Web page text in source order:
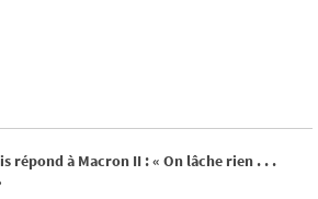
répond à Macron II : « On lâche rien . . .